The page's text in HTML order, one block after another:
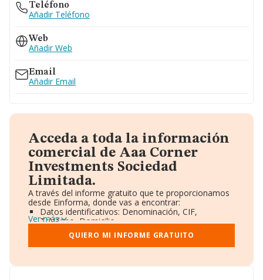
Teléfono
Añadir Teléfono
Web
Añadir Web
Email
Añadir Email
Acceda a toda la información
comercial de Aaa Corner
Investments Sociedad
Limitada.
A través del informe gratuito que te proporcionamos
desde Einforma, donde vas a encontrar:
Datos identificativos: Denominación, CIF,
Teléfono, Domicilio.
Informe Mercantil Completo (BORME).
Gráficos de Evolución Ventas y Empleados.
Consejo de Administración y Administradores.
Accionistas.
Ver más
QUIERO MI INFORME GRATUITO